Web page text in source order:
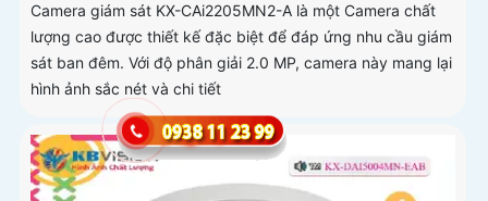
Camera giám sát KX-CAi2205MN2-A là một Camera chất
lượng cao được thiết kế đặc biệt để đáp ứng nhu cầu giám
sát ban đêm. Với độ phân giải 2.0 MP, camera này mang lại
hình ảnh sắc nét và chi tiết